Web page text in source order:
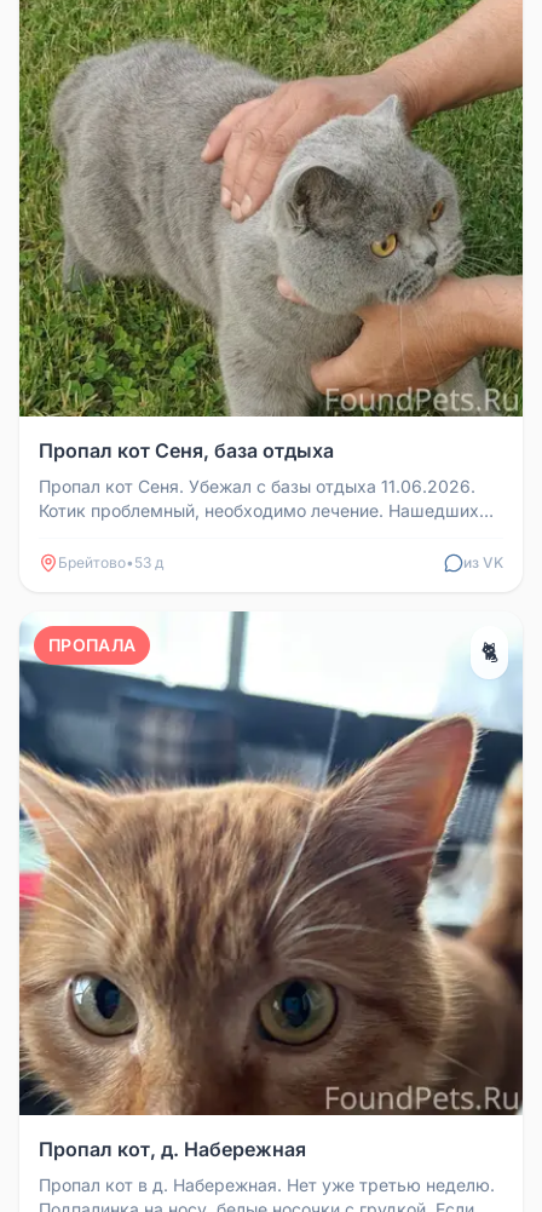
Пропал кот Сеня, база отдыха
Пропал кот Сеня. Убежал с базы отдыха 11.06.2026.
Котик проблемный, необходимо лечение. Нашедших
Брейтово• 53 д из VK
ПРОПАЛА 🐈
Пропал кот, д. Набережная
Пропал кот в д. Набережная. Нет уже третью неделю.